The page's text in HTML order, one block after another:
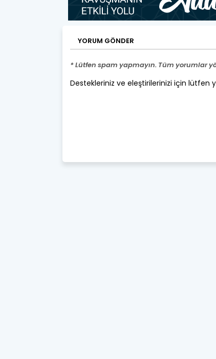
YORUM GÖNDER
* Lütfen spam yapmayın. Tüm yorumlar
Destekleriniz ve eleştirilerinizi için lütfen